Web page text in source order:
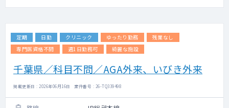
定期 日勤 クリニック ゆったり勤務
残業なし
専門医資格不問
週1日勤務可 綺麗な施設
千葉県／科目不問／AGA外来、いびき外来
掲載更新日 : 2026年06月16日 案件番号 : 26-TQ339498